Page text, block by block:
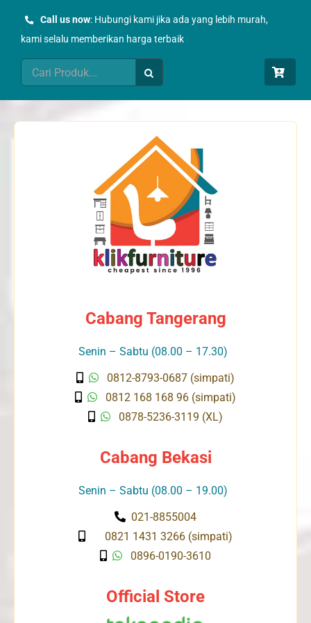
Call us now: Hubungi kami jika ada yang lebih murah,
kami selalu memberikan harga terbaik
Search
for:
Cabang Tangerang
Senin – Sabtu (08.00 – 17.30)
0812-8793-0687 (simpati)
0812 168 168 96 (simpati)
0878-5236-3119 (XL)
Cabang Bekasi
Senin – Sabtu (08.00 – 19.00)
021-8855004
0821 1431 3266 (simpati)
0896-0190-3610
Official Store